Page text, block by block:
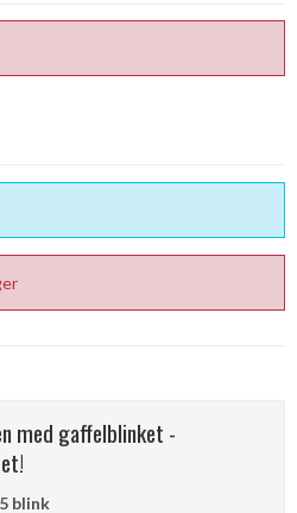
med gaffelblinket -
blink